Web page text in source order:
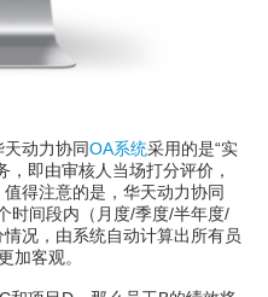
动力协同OA系统采用的是“实
，即由审核人当场打分评价，
得注意的是，华天动力协同
时间段内（月度/季度/半年度/
况，由系统自动计算出所有员
加客观。